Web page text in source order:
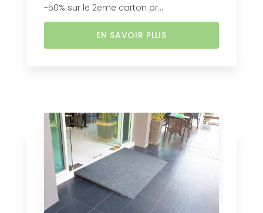
-50% sur le 2eme carton pr...
EN SAVOIR PLUS